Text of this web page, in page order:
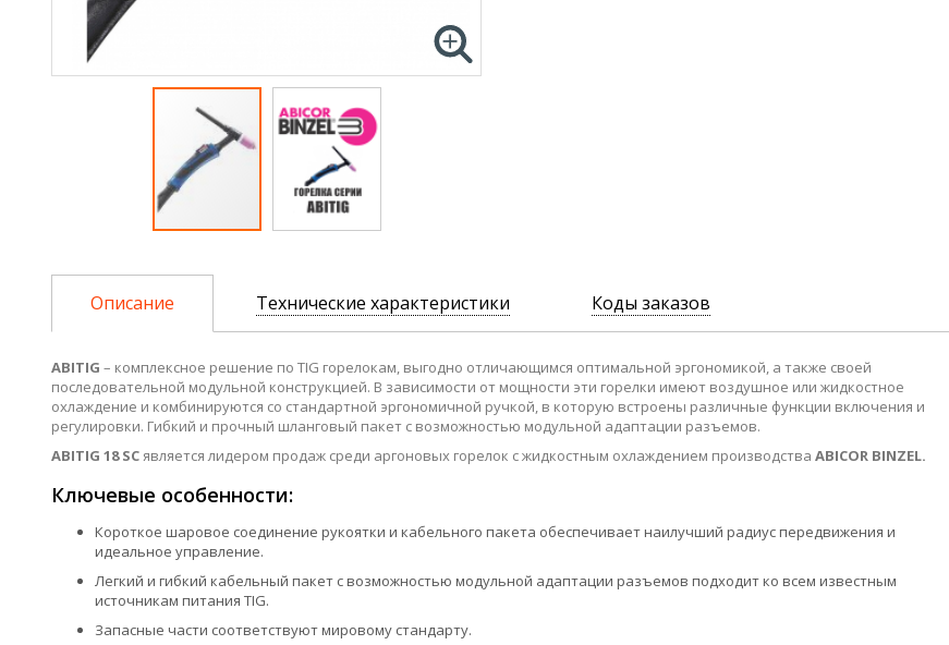
Описание Технические характеристики Коды заказов
ABITIG – комплексное решение по TIG горелокам, выгодно отличающимся оптимальной эргономикой, а также своей
последовательной модульной конструкцией. В зависимости от мощности эти горелки имеют воздушное или жидкостное
охлаждение и комбинируются со стандартной эргономичной ручкой, в которую встроены различные функции включения и
регулировки. Гибкий и прочный шланговый пакет с возможностью модульной адаптации разъемов.
ABITIG 18 SC является лидером продаж среди аргоновых горелок с жидкостным охлаждением производства ABICOR BINZEL.
Ключевые особенности:
Короткое шаровое соединение рукоятки и кабельного пакета обеспечивает наилучший радиус передвижения и
идеальное управление.
Легкий и гибкий кабельный пакет с возможностью модульной адаптации разъемов подходит ко всем известным
источникам питания TIG.
Запасные части соответствуют мировому стандарту.